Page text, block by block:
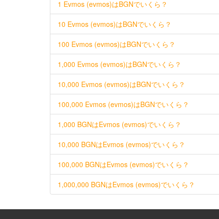
1 Evmos (evmos)はBGNでいくら？
10 Evmos (evmos)はBGNでいくら？
100 Evmos (evmos)はBGNでいくら？
1,000 Evmos (evmos)はBGNでいくら？
10,000 Evmos (evmos)はBGNでいくら？
100,000 Evmos (evmos)はBGNでいくら？
1,000 BGNはEvmos (evmos)でいくら？
10,000 BGNはEvmos (evmos)でいくら？
100,000 BGNはEvmos (evmos)でいくら？
1,000,000 BGNはEvmos (evmos)でいくら？